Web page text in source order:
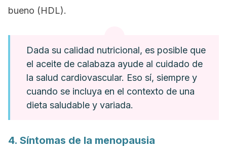
bueno (HDL).
Dada su calidad nutricional, es posible que
el aceite de calabaza ayude al cuidado de
la salud cardiovascular. Eso sí, siempre y
cuando se incluya en el contexto de una
dieta saludable y variada.
4. Síntomas de la menopausia